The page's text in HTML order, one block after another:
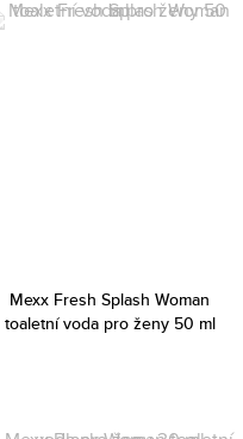
Mexx Fresh Splash Woman
toaletní voda pro ženy 50 ml